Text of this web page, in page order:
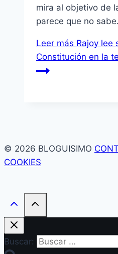
mira al objetivo de
parece que no
Leer más Rajoy lee
Constitución en la
© 2026 BLOGUISIMO
COOKIES
Buscar: